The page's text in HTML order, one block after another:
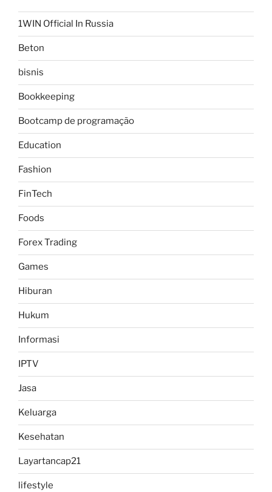
1WIN Official In Russia
Beton
bisnis
Bookkeeping
Bootcamp de programação
Education
Fashion
FinTech
Foods
Forex Trading
Games
Hiburan
Hukum
Informasi
IPTV
Jasa
Keluarga
Kesehatan
Layartancap21
lifestyle